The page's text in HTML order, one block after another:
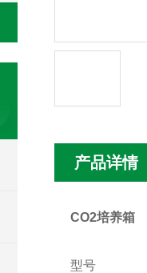
产品详情
CO2培养箱
型号